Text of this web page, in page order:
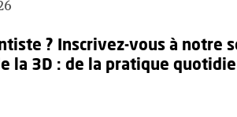
? Inscrivez-vous à notre
la 3D : de la pratique